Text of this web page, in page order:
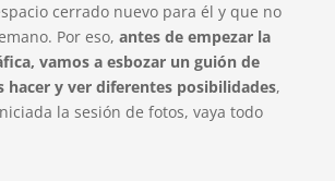
cerrado nuevo para él y que no
Por eso, antes de empezar la
vamos a esbozar un guión de
hacer y ver diferentes posibilidades,
la sesión de fotos, vaya todo